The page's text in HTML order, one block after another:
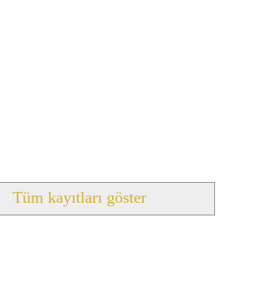
Tüm kayıtları göster